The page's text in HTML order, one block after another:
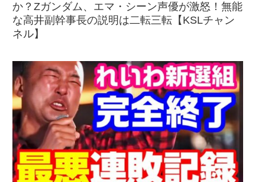
か？Zガンダム、エマ・シーン声優が激怒！無能
な高井副幹事長の説明は二転三転【KSLチャン
ネル】